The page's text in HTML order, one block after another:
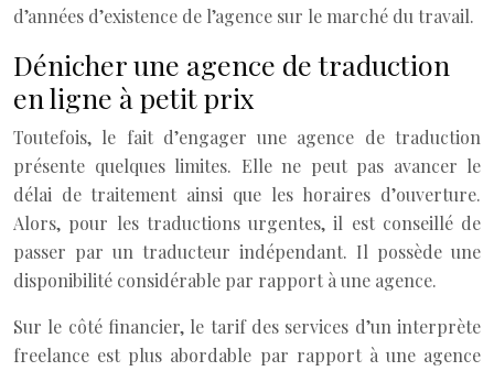
d’années d’existence de l’agence sur le marché du travail.
Dénicher une agence de traduction
en ligne à petit prix
Toutefois, le fait d’engager une agence de traduction
présente quelques limites. Elle ne peut pas avancer le
délai de traitement ainsi que les horaires d’ouverture.
Alors, pour les traductions urgentes, il est conseillé de
passer par un traducteur indépendant. Il possède une
disponibilité considérable par rapport à une agence.
Sur le côté financier, le tarif des services d’un interprète
freelance est plus abordable par rapport à une agence